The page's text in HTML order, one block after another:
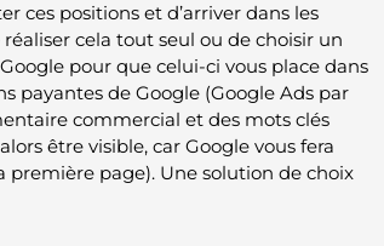
ces positions et d’arriver dans les
cela tout seul ou de choisir un
pour que celui-ci vous place dans
payantes de Google (Google Ads par
commercial et des mots clés
être visible, car Google vous fera
première page). Une solution de choix